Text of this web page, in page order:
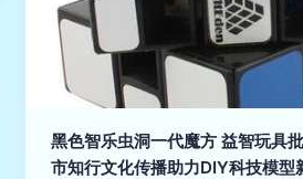
黑色智乐虫洞一代魔方 益智玩具
市知行文化传播助力DIY科技模型